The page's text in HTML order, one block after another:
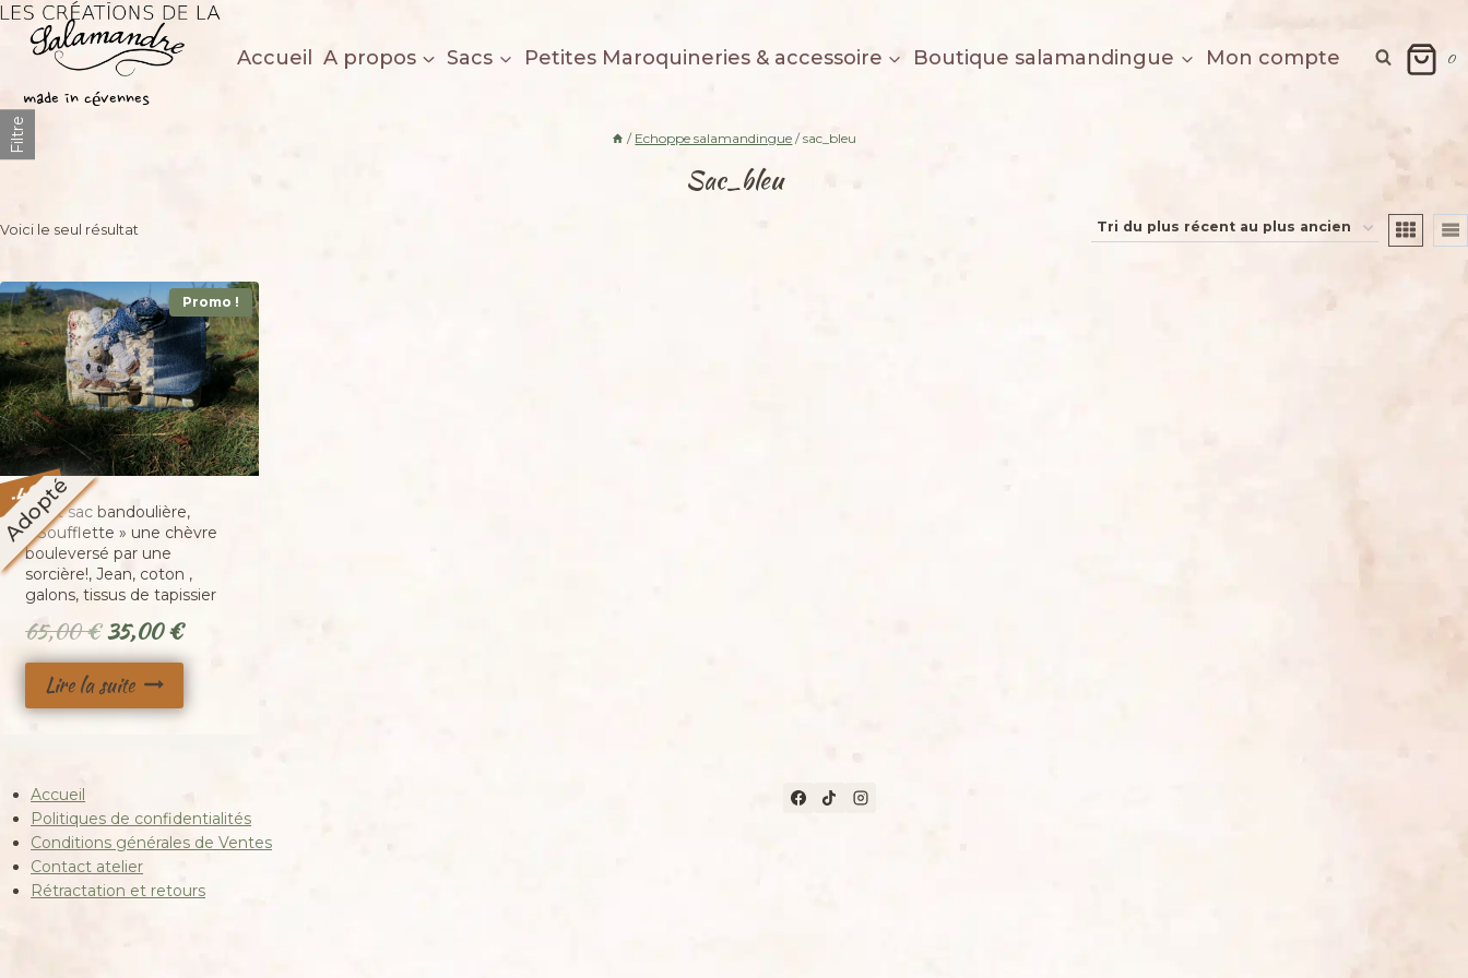
Aller
contenu
Les créations de la salamandre
made in cévennes
Accueil A propos Sacs Petites Maroquineries & accessoire Boutique salamandingue Mon compte 0
/ Echoppe salamandingue / sac_bleu
Sac_bleu
Voici le seul résultat
Promo !
-46%
Petit sac bandoulière,
« Soufflette » une chèvre
bouleversé par une
sorcière!, Jean, coton ,
galons, tissus de tapissier
65,00€ Le
prix
initial
était :
35,00€Le
prix
Lire la suite
Accueil
Politiques de confidentialités
Conditions générales de Ventes
Contact atelier
Rétractation et retours
Filtre